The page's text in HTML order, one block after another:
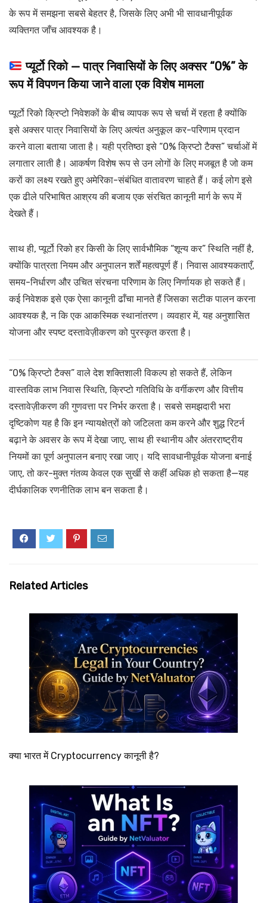
के रूप में समझना सबसे बेहतर है, जिसके लिए अभी भी सावधानीपूर्वक
व्यक्तिगत जाँच आवश्यक है।
प्यूर्टो रिको — पात्र निवासियों के लिए अक्सर “0%” के
रूप में विपणन किया जाने वाला एक विशेष मामला
प्यूर्टो रिको क्रिप्टो निवेशकों के बीच व्यापक रूप से चर्चा में रहता है क्योंकि
इसे अक्सर पात्र निवासियों के लिए अत्यंत अनुकूल कर-परिणाम प्रदान
करने वाला बताया जाता है। यही प्रतिष्ठा इसे “0% क्रिप्टो टैक्स” चर्चाओं में
लगातार लाती है। आकर्षण विशेष रूप से उन लोगों के लिए मजबूत है जो कम
करों का लक्ष्य रखते हुए अमेरिका-संबंधित वातावरण चाहते हैं। कई लोग इसे
एक ढीले परिभाषित आश्रय की बजाय एक संरचित कानूनी मार्ग के रूप में
देखते हैं।
साथ ही, प्यूर्टो रिको हर किसी के लिए सार्वभौमिक “शून्य कर” स्थिति नहीं है,
क्योंकि पात्रता नियम और अनुपालन शर्तें महत्वपूर्ण हैं। निवास आवश्यकताएँ,
समय-निर्धारण और उचित संरचना परिणाम के लिए निर्णायक हो सकते हैं।
कई निवेशक इसे एक ऐसा कानूनी ढाँचा मानते हैं जिसका सटीक पालन करना
आवश्यक है, न कि एक आकस्मिक स्थानांतरण। व्यवहार में, यह अनुशासित
योजना और स्पष्ट दस्तावेज़ीकरण को पुरस्कृत करता है।
“0% क्रिप्टो टैक्स” वाले देश शक्तिशाली विकल्प हो सकते हैं, लेकिन
वास्तविक लाभ निवास स्थिति, क्रिप्टो गतिविधि के वर्गीकरण और वित्तीय
दस्तावेज़ीकरण की गुणवत्ता पर निर्भर करता है। सबसे समझदारी भरा
दृष्टिकोण यह है कि इन न्यायक्षेत्रों को जटिलता कम करने और शुद्ध रिटर्न
बढ़ाने के अवसर के रूप में देखा जाए, साथ ही स्थानीय और अंतरराष्ट्रीय
नियमों का पूर्ण अनुपालन बनाए रखा जाए। यदि सावधानीपूर्वक योजना बनाई
जाए, तो कर-मुक्त गंतव्य केवल एक सुर्खी से कहीं अधिक हो सकता है—यह
दीर्घकालिक रणनीतिक लाभ बन सकता है।
Related Articles
क्या भारत में Cryptocurrency कानूनी है?